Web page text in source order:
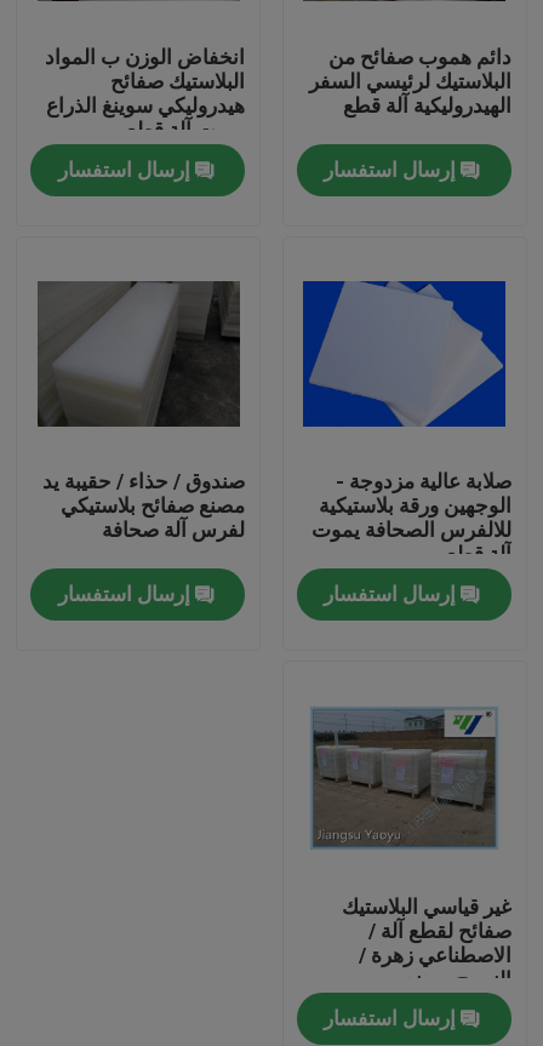
مسكن
منتجات
معلومات عنا
جولة في المعمل
اتصل بنا
اطلب اقتباس
الهيدروليكية الصحافة يموت آلة قطع
الهيدروليكية سوينغ الذراع آلة القطع
دائم هموب صفائح من
البلاستيك لرئيسي السفر
الهيدروليكية آلة قطع
إرسال استفسار
انخفاض الوزن ب المواد
البلاستيك صفائح
هيدروليكي سوينغ الذراع
يموت آلة قطع
إرسال استفسار
صلابة عالية مزدوجة -
الوجهين ورقة بلاستيكية
للالفرس الصحافة يموت
آلة قطع
إرسال استفسار
صندوق / حذاء / حقيبة يد
مصنع صفائح بلاستيكي
لفرس آلة صحافة
إرسال استفسار
غير قياسي البلاستيك
صفائح لقطع آلة /
الاصطناعي زهرة /
النسيج مصنع
إرسال استفسار